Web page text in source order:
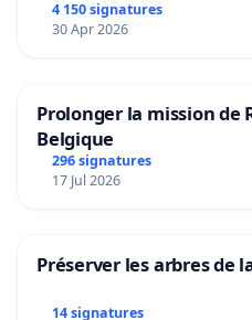
4 150 signatures
30 Apr 2026
Prolonger la mission de
Belgique
296 signatures
17 Jul 2026
Préserver les arbres de
14 signatures